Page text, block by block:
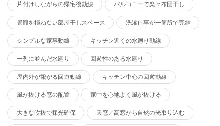
片付けしながらの帰宅後動線 バルコニーで楽々布団干し
景観を損ねない部屋干しスペース 洗濯仕事が一箇所で完結
シンプルな家事動線 キッチン近くの水廻り動線
一列に並んだ水廻り 回遊性のある水廻り
屋内外が繋がる回遊動線 キッチン中心の回遊動線
風が抜ける窓の配置 家中を心地よく風が抜ける
大きな吹抜で採光確保 天窓／高窓から自然の光取り込む